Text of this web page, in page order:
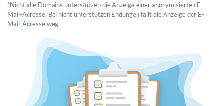
*Nicht alle Domains unterstützen die Anzeige einer anonymisierten E-
Mail-Adresse. Bei nicht unterstützen Endungen fällt die Anzeige der E-
Mail-Adresse weg.